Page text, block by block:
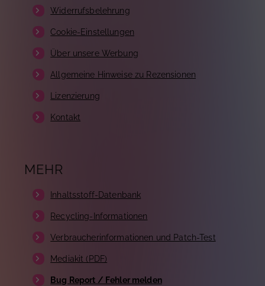
Widerrufsbelehrung
Cookie-Einstellungen
Über unsere Werbung
Allgemeine Hinweise zu Rezensionen
Lizenzierung
Kontakt
MEHR
Inhaltsstoff-Datenbank
Recycling-Informationen
Verbraucherinformationen und Patch-Test
Mediakit (PDF)
Bug Report / Fehler melden